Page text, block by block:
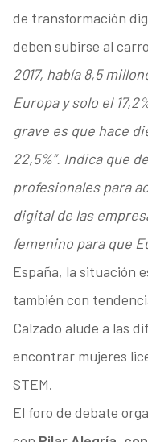
de transformación
deben subirse al
2017, había 8,5
Europa y solo el
grave es que hace
22,5%”. Indica que
profesionales para
digital de las
femenino para que
España, la situación
también con
Calzado alude a las
encontrar mujeres
STEM.
El foro de debate